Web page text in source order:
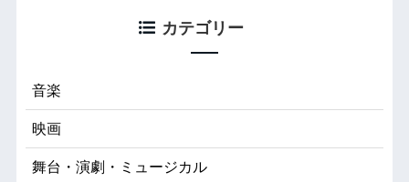
カテゴリー
音楽
映画
舞台・演劇・ミュージカル